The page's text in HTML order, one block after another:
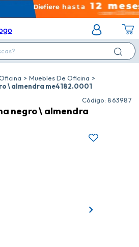
Muebles De Oficina
\ almendra me4182.0001
: 863987
negro \ almendra